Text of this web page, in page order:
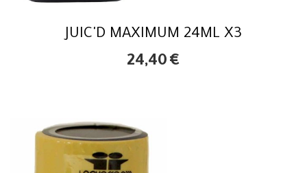
JUIC'D MAXIMUM 24ML X3
24,40 €